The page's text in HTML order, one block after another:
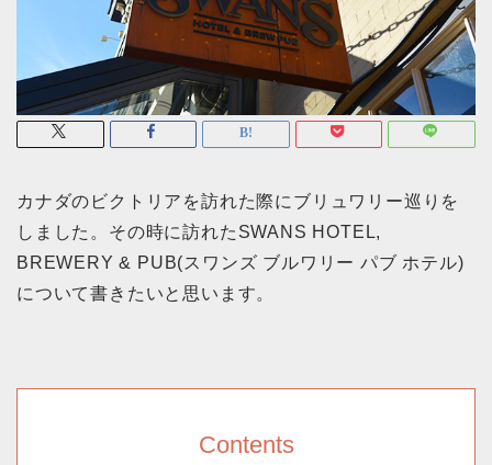
カナダのビクトリアを訪れた際にブリュワリー巡りを
しました。その時に訪れたSWANS HOTEL,
BREWERY & PUB(スワンズ ブルワリー パブ ホテル)
について書きたいと思います。
Contents